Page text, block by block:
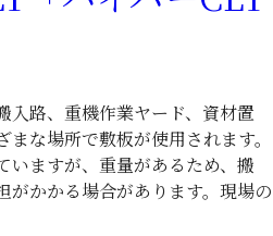
入路、重機作業ヤード、資材置
な場所で敷板が使用されます。
いますが、重量があるため、搬
がかかる場合があります。現場の